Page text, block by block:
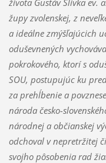
župy zvolenskej, z
a ideálne zmýšľajúcich
oduševnených
pokrokového, ktorí s
SOU, postupujúc ku
za prehĺbenie a
národa česko-
národnej a občianskej
odchoval v nepretržitej
svojho pôsobenia rad